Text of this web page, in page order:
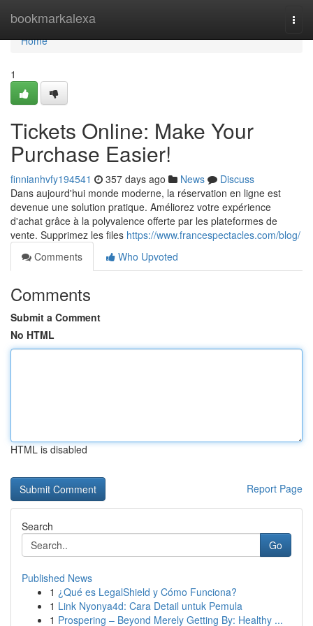
bookmarkalexa
Home
Home
1
Tickets Online: Make Your
Purchase Easier!
finnianhvfy194541 357 days ago News
Discuss
Dans aujourd'hui monde moderne, la réservation en ligne est
devenue une solution pratique. Améliorez votre expérience
d'achat grâce à la polyvalence offerte par les plateformes de
vente. Supprimez les files https://www.francespectacles.com/blog/
Comments
Who Upvoted
Comments
Submit a Comment
No HTML
HTML is disabled
Report Page
Search
Go
Published News
1 ¿Qué es LegalShield y Cómo Funciona?
1 Link Nyonya4d: Cara Detail untuk Pemula
1 Prospering – Beyond Merely Getting By: Healthy ...